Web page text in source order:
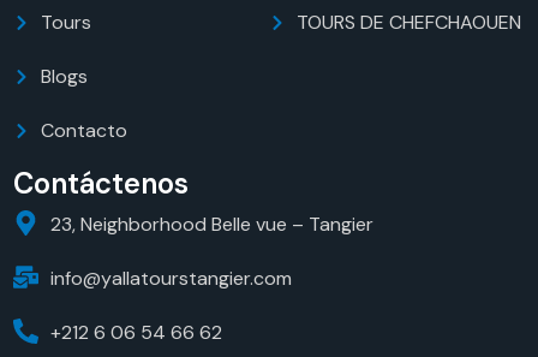
Tours
Blogs
Contacto
TOURS DE CHEFCHAOUEN
Contáctenos
23, Neighborhood Belle vue – Tangier
info@yallatourstangier.com
+212 6 06 54 66 62